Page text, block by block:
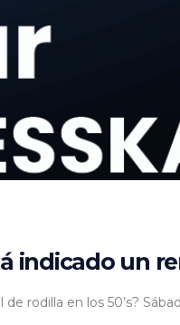
indicado un
rodilla en los 50’s?